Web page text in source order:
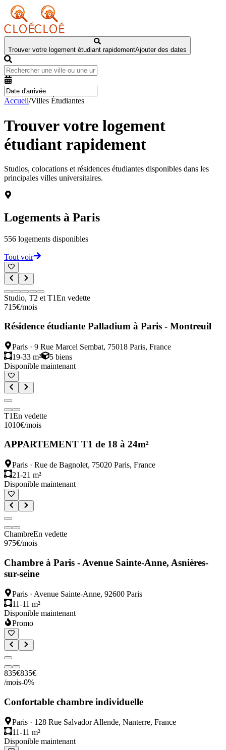
Trouver votre logement étudiant rapidementAjouter des dates
Accueil/Villes Étudiantes
Trouver votre logement
étudiant rapidement
Studios, colocations et résidences étudiantes disponibles dans les
principales villes universitaires.
Logements à Paris
556 logements disponibles
Tout voir
Studio, T2 et T1En vedette
715€/mois
Résidence étudiante Palladium à Paris - Montreuil
Paris · 9 Rue Marcel Sembat, 75018 Paris, France
19-33 m²
5 biens
Disponible maintenant
T1En vedette
1010€/mois
APPARTEMENT T1 de 18 à 24m²
Paris · Rue de Bagnolet, 75020 Paris, France
21-21 m²
Disponible maintenant
ChambreEn vedette
975€/mois
Chambre à Paris - Avenue Sainte-Anne, Asnières-
sur-seine
Paris · Avenue Sainte-Anne, 92600 Paris
11-11 m²
Disponible maintenant
Promo
835€835€
/mois-0%
Confortable chambre individuelle
Paris · 128 Rue Salvador Allende, Nanterre, France
11-11 m²
Disponible maintenant